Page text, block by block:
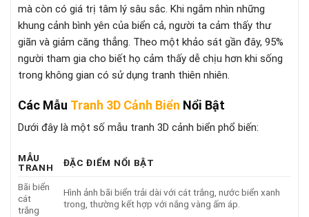
mà còn có giá trị tâm lý sâu sắc. Khi ngắm nhìn những
khung cảnh bình yên của biển cả, người ta cảm thấy thư
giãn và giảm căng thẳng. Theo một khảo sát gần đây, 95%
người tham gia cho biết họ cảm thấy dễ chịu hơn khi sống
trong không gian có sử dụng tranh thiên nhiên.
Các Mẫu Tranh 3D Cảnh Biển Nổi Bật
Dưới đây là một số mẫu tranh 3D cảnh biển phổ biến:
MẪU
TRANH
ĐẶC ĐIỂM NỔI BẬT
Bãi biển
cát
trắng
Hình ảnh bãi biển trải dài với cát trắng, nước biển xanh
trong, thường kết hợp với nắng vàng ấm áp.